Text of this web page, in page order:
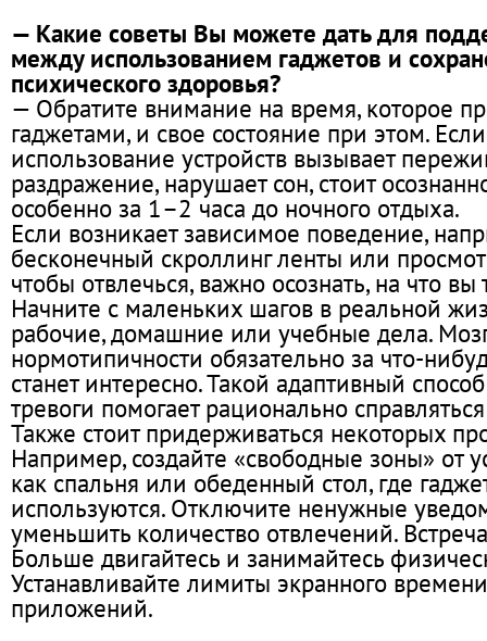
— Какие советы Вы можете дать для
между использованием гаджетов и
психического здоровья?
— Обратите внимание на время, которое
гаджетами, и свое состояние при этом.
использование устройств вызывает
раздражение, нарушает сон, стоит
особенно за 1–2 часа до ночного отдыха.
Если возникает зависимое поведение,
бесконечный скроллинг ленты или
чтобы отвлечься, важно осознать, на что вы
Начните с маленьких шагов в реальной
рабочие, домашние или учебные дела.
нормотипичности обязательно за что-
станет интересно. Такой адаптивный
тревоги помогает рационально
Также стоит придерживаться некоторых
Например, создайте «свободные зоны» от
как спальня или обеденный стол, где
используются. Отключите ненужные
уменьшить количество отвлечений.
Больше двигайтесь и занимайтесь
Устанавливайте лимиты экранного
приложений.